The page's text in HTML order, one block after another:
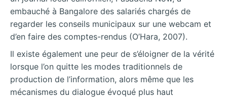
embauché à Bangalore des salariés chargés de
regarder les conseils municipaux sur une webcam et
d’en faire des comptes-rendus (O’Hara, 2007).
Il existe également une peur de s’éloigner de la vérité
lorsque l’on quitte les modes traditionnels de
production de l’information, alors même que les
mécanismes du dialogue évoqué plus haut